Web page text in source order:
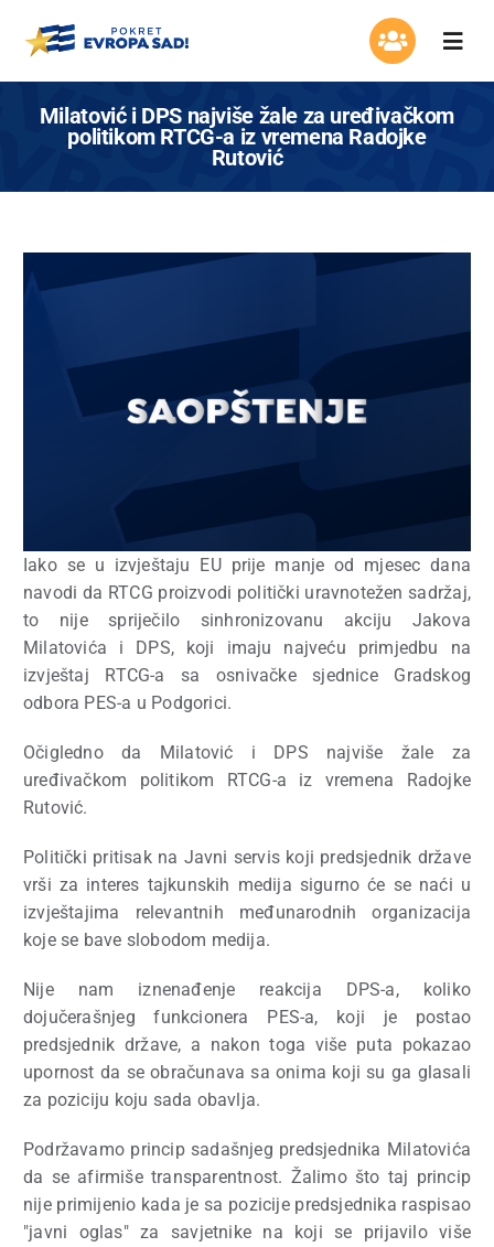
Program
Milatović i DPS najviše žale za uređivačkom
politikom RTCG-a iz vremena Radojke
Rutović
Iako se u izvještaju EU prije manje od mjesec dana
navodi da RTCG proizvodi politički uravnotežen sadržaj,
to nije spriječilo sinhronizovanu akciju Jakova
Milatovića i DPS, koji imaju najveću primjedbu na
izvještaj RTCG-a sa osnivačke sjednice Gradskog
odbora PES-a u Podgorici.
Očigledno da Milatović i DPS najviše žale za
uređivačkom politikom RTCG-a iz vremena Radojke
Rutović.
Politički pritisak na Javni servis koji predsjednik države
vrši za interes tajkunskih medija sigurno će se naći u
izvještajima relevantnih međunarodnih organizacija
koje se bave slobodom medija.
Nije nam iznenađenje reakcija DPS-a, koliko
dojučerašnjeg funkcionera PES-a, koji je postao
predsjednik države, a nakon toga više puta pokazao
upornost da se obračunava sa onima koji su ga glasali
za poziciju koju sada obavlja.
Podržavamo princip sadašnjeg predsjednika Milatovića
da se afirmiše transparentnost. Žalimo što taj princip
nije primijenio kada je sa pozicije predsjednika raspisao
"javni oglas" za savjetnike na koji se prijavilo više